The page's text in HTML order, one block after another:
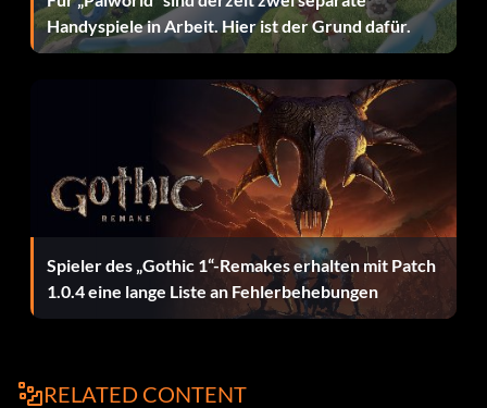
Handyspiele in Arbeit. Hier ist der Grund dafür.
Spieler des „Gothic 1“-Remakes erhalten mit Patch
1.0.4 eine lange Liste an Fehlerbehebungen
RELATED CONTENT